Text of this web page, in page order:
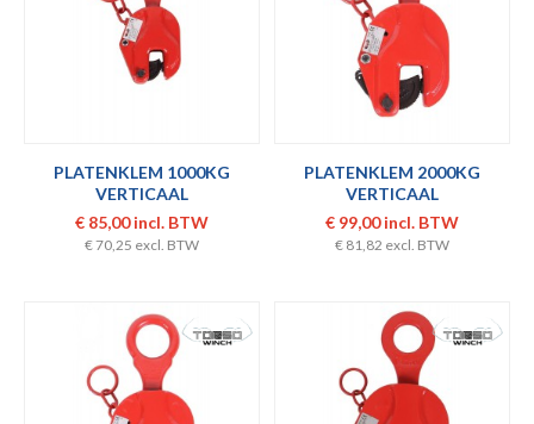
PLATENKLEM 1000KG
VERTICAAL
€ 85,00 incl. BTW
€ 70,25 excl. BTW
PLATENKLEM 2000KG
VERTICAAL
€ 99,00 incl. BTW
€ 81,82 excl. BTW